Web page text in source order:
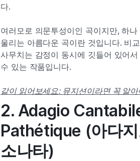
다.
여러모로 의문투성이인 곡이지만, 하
울리는 아름다운 곡이란 것입니다. 비
사무치는 감정이 동시에 깃들어 있어
수 있는 작품입니다.
같이 읽어보세요: 뮤지션이라면 꼭 알
2. Adagio
Pathétique (아다
소나타)